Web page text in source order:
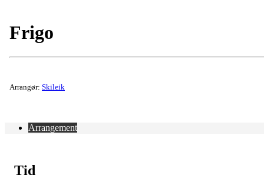
Frigo
Arrangør: Skileik
Arrangement
Tid